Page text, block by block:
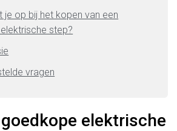
je op bij het kopen van een
step?
vragen
elektrische